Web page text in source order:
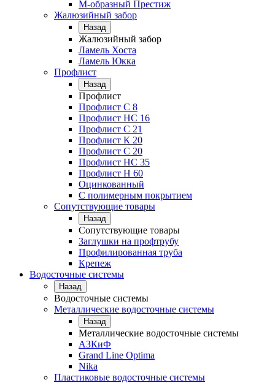
М-образный Престиж
Жалюзийный забор
Назад
Жалюзийный забор
Ламель Хоста
Ламель Юкка
Профлист
Назад
Профлист
Профлист С 8
Профлист НС 16
Профлист C 21
Профлист К 20
Профлист С 20
Профлист НС 35
Профлист Н 60
Оцинкованный
С полимерным покрытием
Сопутствующие товары
Назад
Сопутствующие товары
Заглушки на профтрубу
Профилированная труба
Крепеж
Водосточные системы
Назад
Водосточные системы
Металлические водосточные системы
Назад
Металлические водосточные системы
АЗКиФ
Grand Line Optima
Nika
Пластиковые водосточные системы